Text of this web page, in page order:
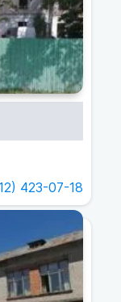
423-07-18